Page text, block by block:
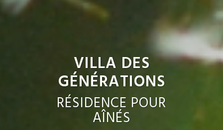
VILLA DES
GÉNÉRATIONS
RÉSIDENCE POUR
AÎNÉS